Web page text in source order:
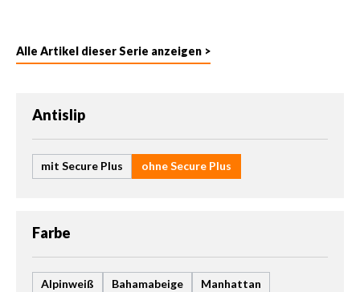
Alle Artikel dieser Serie anzeigen >
Antislipauswählen
mit Secure Plus ohne Secure Plus
Farbe
Alpinweiß Bahamabeige
Manhattan